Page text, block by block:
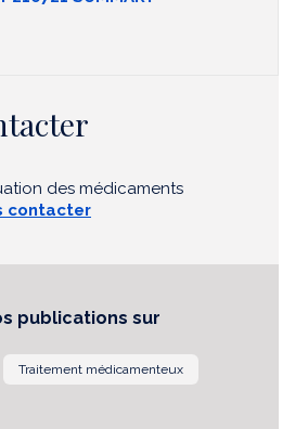
des médicaments
contacter
publications sur
Traitement médicamenteux